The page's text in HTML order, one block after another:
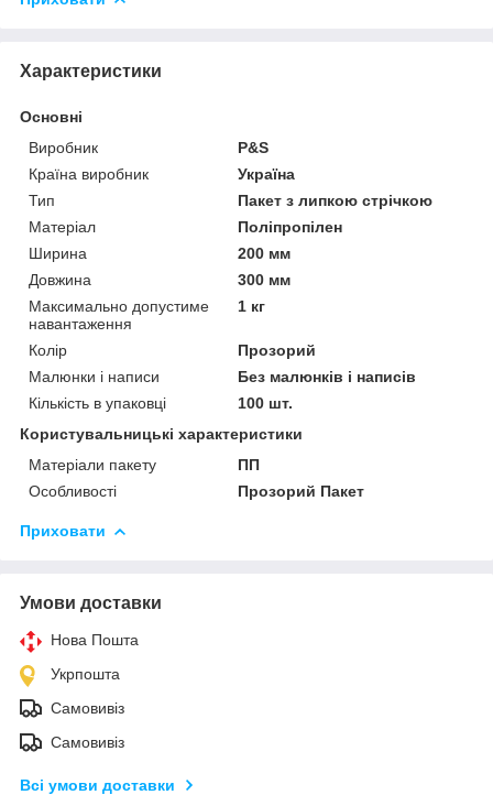
Характеристики
Основні
Виробник
P&S
Країна виробник
Україна
Тип
Пакет з липкою стрічкою
Матеріал
Поліпропілен
Ширина
200 мм
Довжина
300 мм
Максимально допустиме
навантаження
1 кг
Колір
Прозорий
Малюнки і написи
Без малюнків і написів
Кількість в упаковці
100 шт.
Користувальницькі характеристики
Матеріали пакету
ПП
Особливості
Прозорий Пакет
Приховати
Умови доставки
Нова Пошта
Укрпошта
Самовивіз
Самовивіз
Всі умови доставки